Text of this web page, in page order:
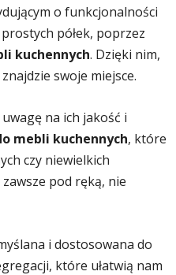
o funkcjonalności
półek, poprzez
kuchennych. Dzięki nim,
swoje miejsce.
na ich jakość i
mebli kuchennych, które
czy niewielkich
pod ręką, nie
i dostosowana do
które ułatwią nam